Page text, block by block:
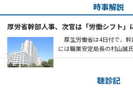
時事解説
厚労省幹部人事、次官は「労働シフト」
厚生労働省は4日付で、
には職業安定局長の村山誠
聴診記